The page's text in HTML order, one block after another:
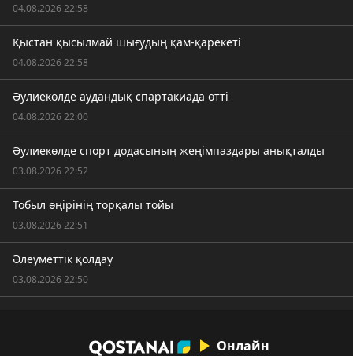
04.08.2026 22:58
Қыстан қысылмай шығудың қам-қарекеті
04.08.2026 22:58
Әулиекөлде аудандық спартакиада өтті
04.08.2026 22:00
Әулиекөлде спорт додасының жеңімпаздары анықталды
03.08.2026 22:52
Тобыл өңірінің торқалы тойы
03.08.2026 22:51
Әлеуметтік қолдау
03.08.2026 22:50
Онлайн